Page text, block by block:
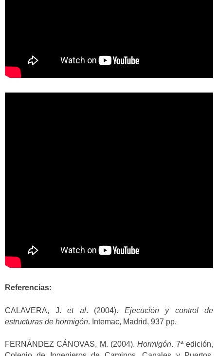
Referencias:
CALAVERA, J. et al. (2004). Ejecución y control de
estructuras de hormigón. Intemac, Madrid, 937 pp.
FERNÁNDEZ CÁNOVAS, M. (2004).Hormigón. 7ª edición,